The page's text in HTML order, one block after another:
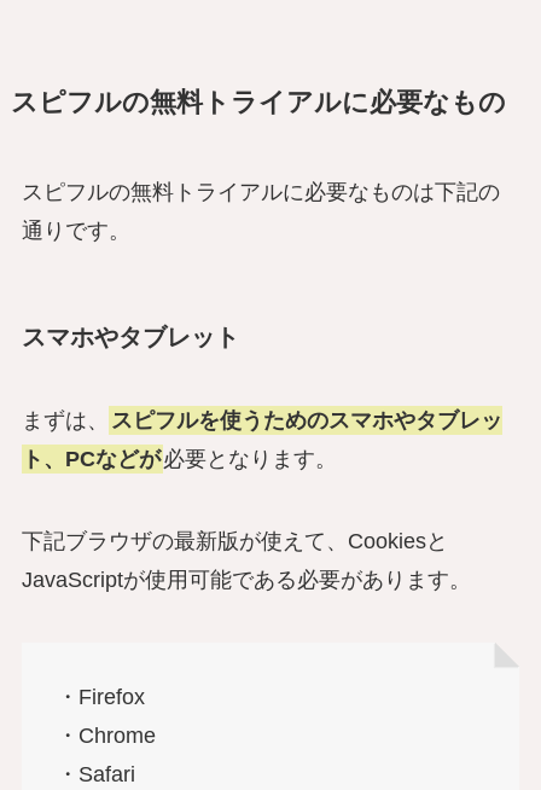
スピフルの無料トライアルに必要なもの
スピフルの無料トライアルに必要なものは下記の
通りです。
スマホやタブレット
まずは、
スピフルを使うためのスマホやタブレッ
ト、PCなどが必要となります。
下記ブラウザの最新版が使えて、Cookiesと
JavaScriptが使用可能である必要があります。
・Firefox
・Chrome
・Safari